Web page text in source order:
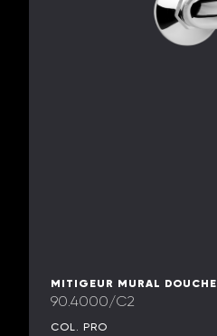
MITIGEUR MURAL DOUCHE
90.4000/C2
COL. PRO